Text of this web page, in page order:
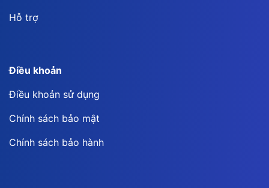
Hỗ trợ
Điều khoản
Điều khoản sử dụng
Chính sách bảo mật
Chính sách bảo hành